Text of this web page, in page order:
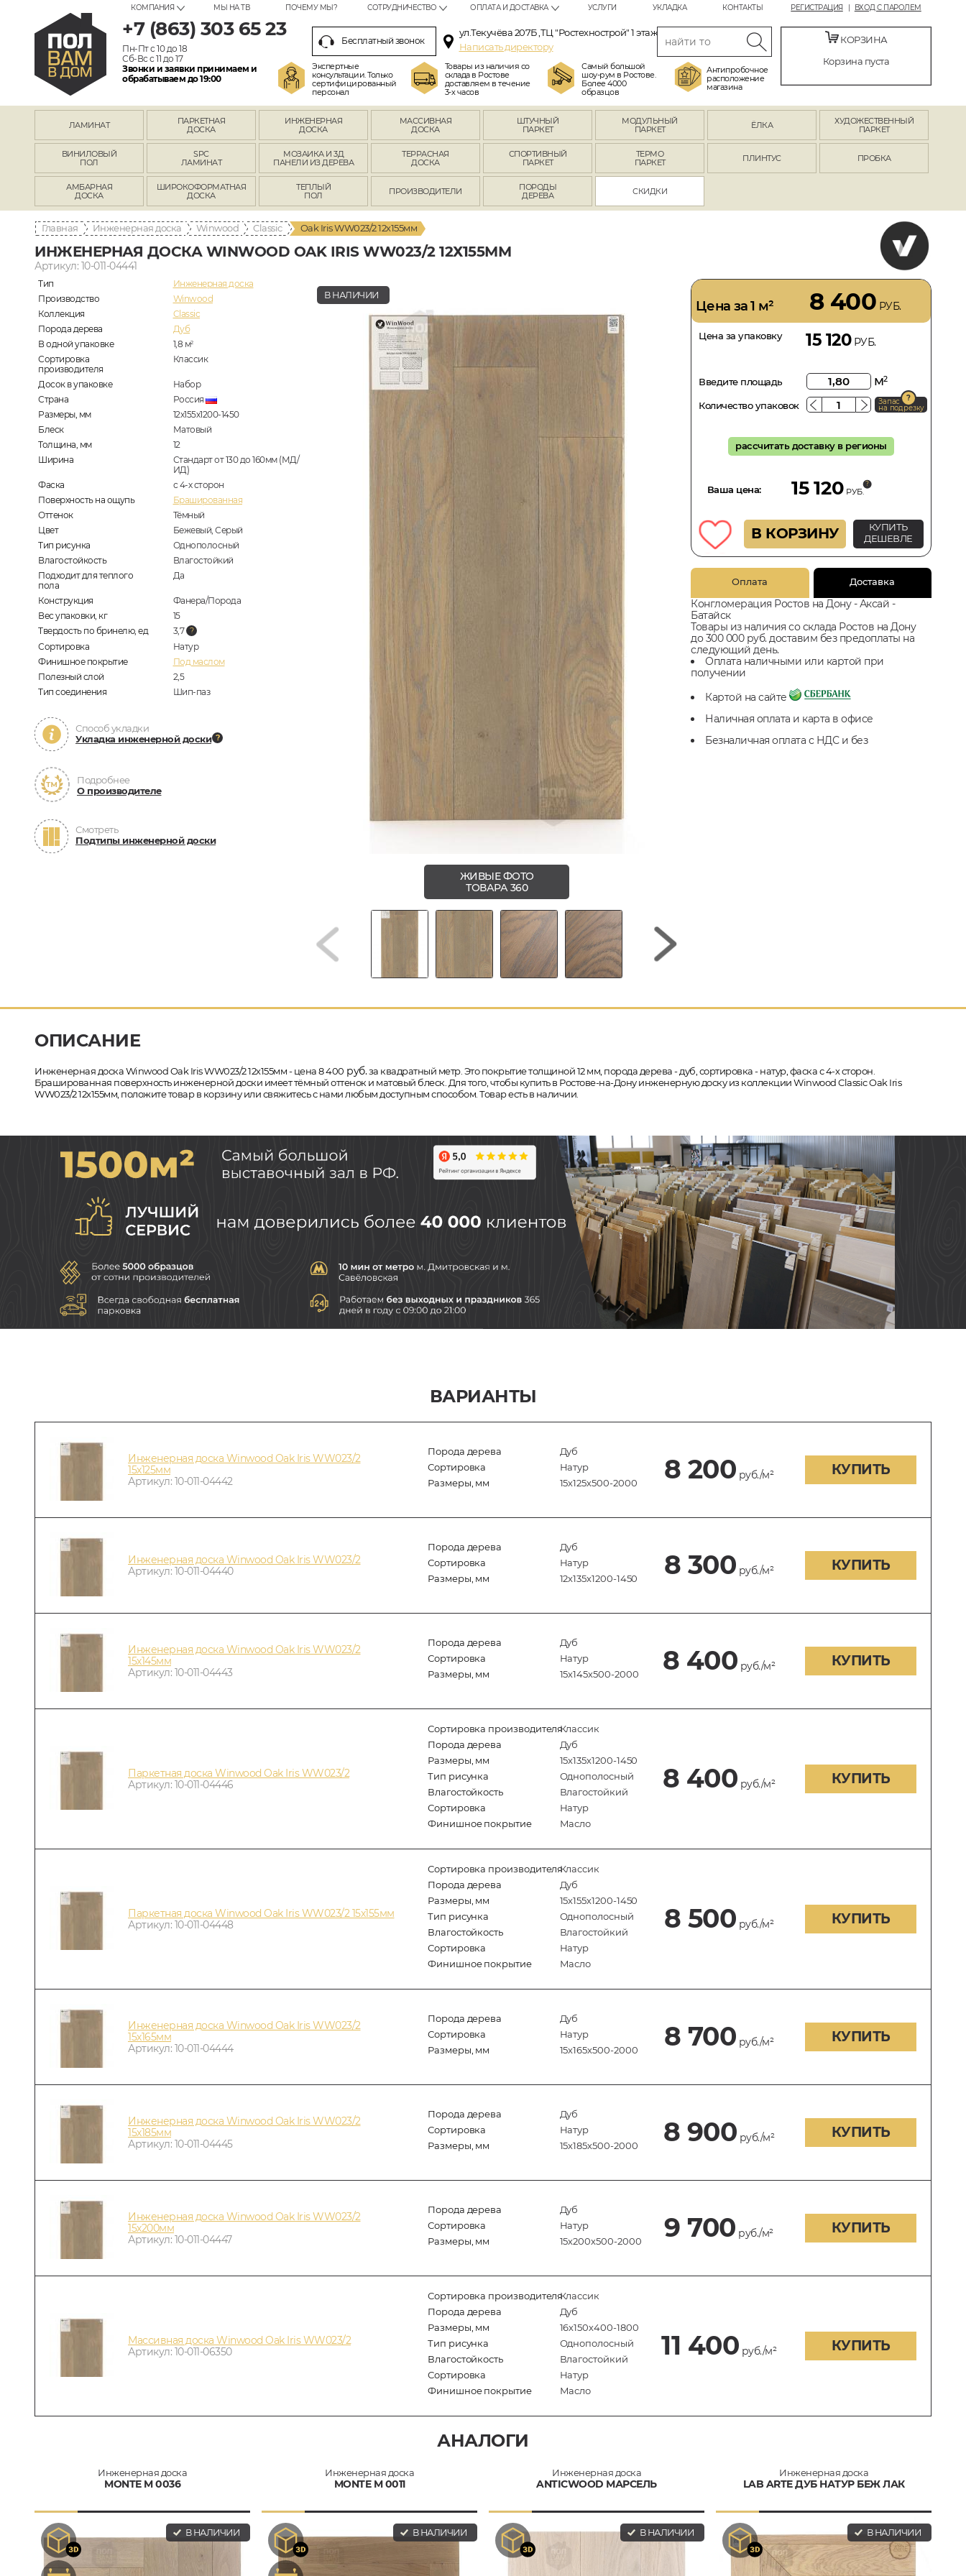
РЕГИСТРАЦИЯ ВХОД С ПАРОЛЕМ
КОМПАНИЯ МЫ НА ТВ ПОЧЕМУ МЫ? СОТРУДНИЧЕСТВО ОПЛАТА И ДОСТАВКА УСЛУГИ УКЛАДКА КОНТАКТЫ
+7 (863) 303 65 23
Пн-Пт с 10 до 18
Сб-Вс с 11 до 17
Звонки и заявки принимаем и
обрабатываем до 19:00
Бесплатный звонок
ул.Текучёва 207Б ,ТЦ "Ростехнострой" 1 этаж
Написать директору
Экспертные
консультации. Только
сертифицированный
персонал
Товары из наличия со
склада в Ростове
доставляем в течение
3-х часов
Самый большой
шоу-рум в Ростове.
Более 4000
образцов
Антипробочное
расположение
магазина
КОРЗИНА
Корзина пуста
ЛАМИНАТ
ПАРКЕТНАЯ
ДОСКА
ИНЖЕНЕРНАЯ
ДОСКА
МАССИВНАЯ
ДОСКА
ШТУЧНЫЙ
ПАРКЕТ
МОДУЛЬНЫЙ
ПАРКЕТ
ЁЛКА
ХУДОЖЕСТВЕННЫЙ
ПАРКЕТ
ВИНИЛОВЫЙ
ПОЛ
SPC
ЛАМИНАТ
МОЗАИКА И 3Д
ПАНЕЛИ ИЗ ДЕРЕВА
ТЕРРАСНАЯ
ДОСКА
СПОРТИВНЫЙ
ПАРКЕТ
ТЕРМО
ПАРКЕТ
ПЛИНТУС ПРОБКА
АМБАРНАЯ
ДОСКА
ШИРОКОФОРМАТНАЯ
ДОСКА
ТЕПЛЫЙ
ПОЛ
ПРОИЗВОДИТЕЛИ
ПОРОДЫ
ДЕРЕВА
СКИДКИ
Главная Инженерная доска Winwood Classic Oak Iris WW023/2 12х155мм
ИНЖЕНЕРНАЯ ДОСКА WINWOOD OAK IRIS WW023/2 12Х155ММ
Артикул: 10-011-04441
Тип
Инженерная доска
Производство
Winwood
Коллекция
Classic
Порода дерева
Дуб
В одной упаковке
1,8 м2
Сортировка
производителя
Классик
Досок в упаковке
Набор
Страна
Россия
Размеры, мм
12х155х1200-1450
Блеск
Матовый
Толщина, мм
12
Ширина
Стандарт от 130 до 160мм (МД/
ИД)
Фаска
с 4-х сторон
Поверхность на ощупь
Брашированная
Оттенок
Тёмный
Цвет
Бежевый, Серый
Тип рисунка
Однополосный
Влагостойкость
Влагостойкий
Подходит для теплого
пола
Да
Конструкция
Фанера/Порода
Вес упаковки, кг
15
Твердость по бринелю, ед
3,7
Сортировка
Натур
Финишное покрытие
Под маслом
Полезный слой
2,5
Тип соединения
Шип-паз
Способ укладки
Укладка инженерной доски
Подробнее
О производителе
Смотреть
Подтипы инженерной доски
В НАЛИЧИИ
ЖИВЫЕ ФОТО
ТОВАРА 360
Цена за 1 м² 8 400 РУБ.
Цена за упаковку 15 120РУБ.
Введите площадь м2
Количество упаковок Запас
на подрезку
рассчитать доставку в регионы
Ваша цена: 15 120 РУБ.
В КОРЗИНУ
КУПИТЬ
ДЕШЕВЛЕ
Оплата Доставка
Конгломерация Ростов на Дону - Аксай -
Батайск
Товары из наличия со склада Ростов на Дону
до 300 000 руб. доставим без предоплаты на
следующий день.
Оплата наличными или картой при
получении
Картой на сайте
Наличная оплата и карта в офисе
Безналичная оплата с НДС и без
ОПИСАНИЕ
Инженерная доска Winwood Oak Iris WW023/2 12х155мм - цена 8 400 руб.за квадратный метр. Это покрытие толщиной 12 мм, порода дерева - дуб, сортировка - натур, фаска с 4-х сторон.
Брашированная поверхность инженерной доски имеет тёмный оттенок и матовый блеск. Для того, чтобы купить в Ростове-на-Дону инженерную доску из коллекции Winwood Classic Oak Iris
WW023/2 12х155мм, положите товар в корзину или свяжитесь с нами любым доступным способом. Товар есть в наличии.
ВАРИАНТЫ
Инженерная доска Winwood Oak Iris WW023/2
15х125мм
Артикул: 10-011-04442
Порода дерева
Дуб
Сортировка
Натур
Размеры, мм
15х125х500-2000 8 200 руб./м² КУПИТЬ
Инженерная доска Winwood Oak Iris WW023/2
Артикул: 10-011-04440
Порода дерева
Дуб
Сортировка
Натур
Размеры, мм
12х135х1200-1450 8 300 руб./м² КУПИТЬ
Инженерная доска Winwood Oak Iris WW023/2
15х145мм
Артикул: 10-011-04443
Порода дерева
Дуб
Сортировка
Натур
Размеры, мм
15х145х500-2000 8 400 руб./м² КУПИТЬ
Паркетная доска Winwood Oak Iris WW023/2
Артикул: 10-011-04446
Сортировка производителяКлассик
Порода дерева
Дуб
Размеры, мм
15х135х1200-1450
Тип рисунка
Однополосный
Влагостойкость
Влагостойкий
Сортировка
Натур
Финишное покрытие
Масло
8 400 руб./м² КУПИТЬ
Паркетная доска Winwood Oak Iris WW023/2 15х155мм
Артикул: 10-011-04448
Сортировка производителяКлассик
Порода дерева
Дуб
Размеры, мм
15х155х1200-1450
Тип рисунка
Однополосный
Влагостойкость
Влагостойкий
Сортировка
Натур
Финишное покрытие
Масло
8 500 руб./м² КУПИТЬ
Инженерная доска Winwood Oak Iris WW023/2
15х165мм
Артикул: 10-011-04444
Порода дерева
Дуб
Сортировка
Натур
Размеры, мм
15х165х500-2000 8 700 руб./м² КУПИТЬ
Инженерная доска Winwood Oak Iris WW023/2
15х185мм
Артикул: 10-011-04445
Порода дерева
Дуб
Сортировка
Натур
Размеры, мм
15х185х500-2000 8 900 руб./м² КУПИТЬ
Инженерная доска Winwood Oak Iris WW023/2
15х200мм
Артикул: 10-011-04447
Порода дерева
Дуб
Сортировка
Натур
Размеры, мм
15х200х500-2000 9 700 руб./м² КУПИТЬ
Массивная доска Winwood Oak Iris WW023/2
Артикул: 10-011-06350
Сортировка производителяКлассик
Порода дерева
Дуб
Размеры, мм
16х150х400-1800
Тип рисунка
Однополосный
Влагостойкость
Влагостойкий
Сортировка
Натур
Финишное покрытие
Масло
11 400 руб./м² КУПИТЬ
АНАЛОГИ
Инженерная доска
MONTE M 0036
В НАЛИЧИИ
Инженерная доска
MONTE M 0011
В НАЛИЧИИ
Инженерная доска
ANTICWOOD МАРСЕЛЬ
В НАЛИЧИИ
Инженерная доска
LAB ARTE ДУБ НАТУР БЕЖ ЛАК
В НАЛИЧИИ